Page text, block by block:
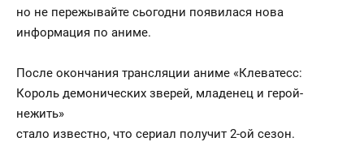
но не пережывайте сьогодни появилася нова
информация по аниме.
После окончания трансляции аниме «Клеватесс:
Король демонических зверей, младенец и герой-
нежить»
стало известно, что сериал получит 2-ой сезон.